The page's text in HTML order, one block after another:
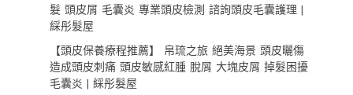
髮 頭皮屑 毛囊炎 專業頭皮檢測 諮詢頭皮毛囊護理 |
綵彤髮屋
【頭皮保養療程推薦】 帛琉之旅 絕美海景 頭皮曬傷
造成頭皮刺痛 頭皮敏感紅腫 脫屑 大塊皮屑 掉髮困擾
毛囊炎 | 綵彤髮屋